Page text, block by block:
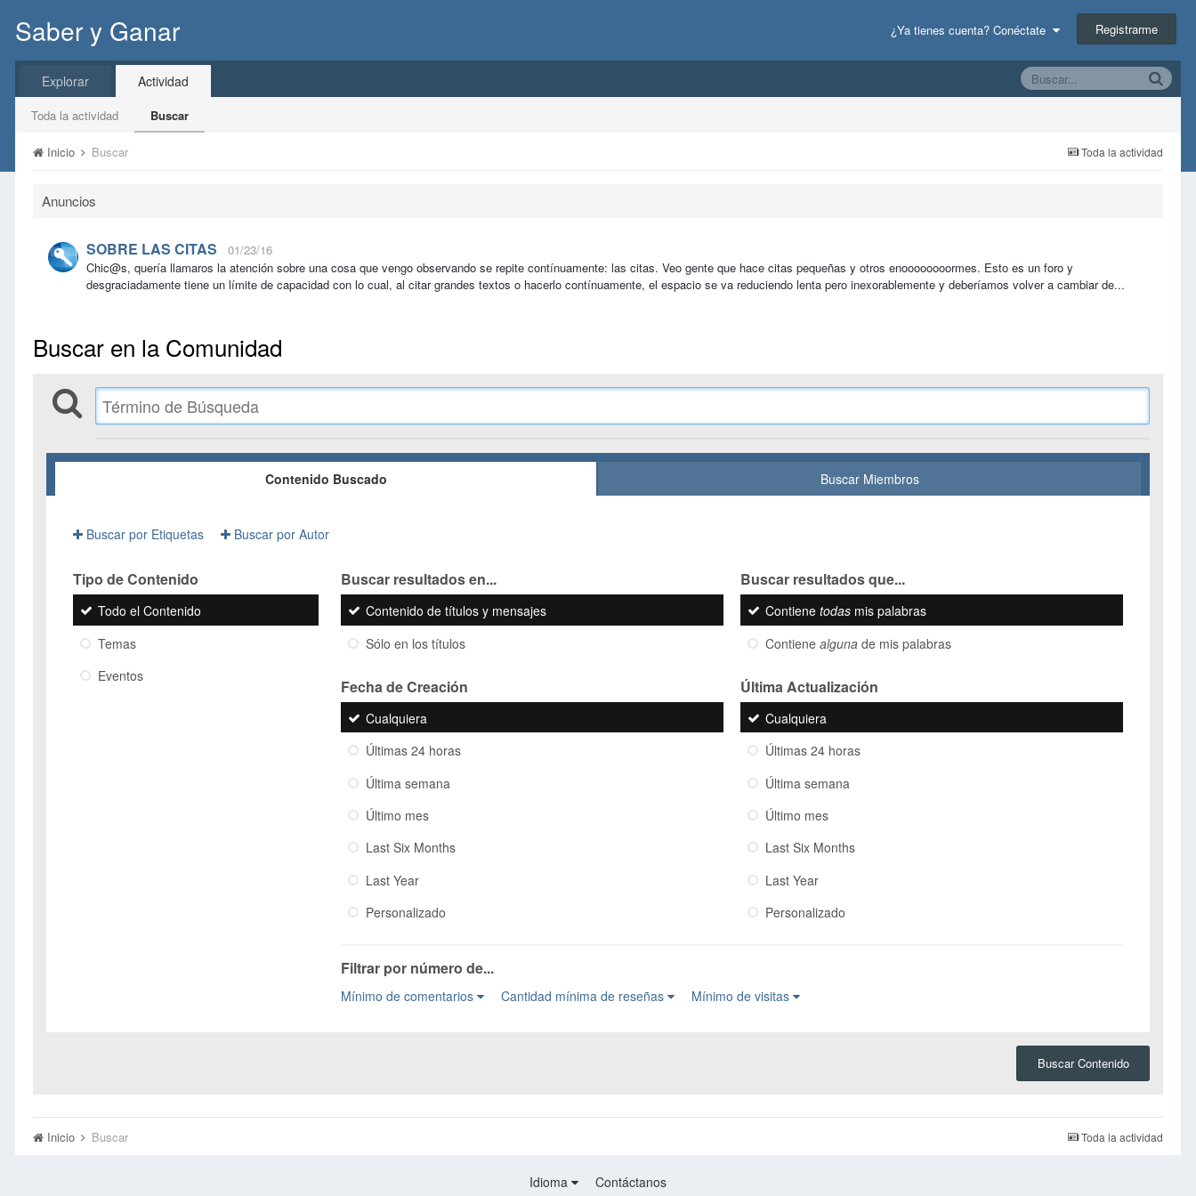
Saber y Ganar ¿Ya tienes cuenta? Conéctate Registrarme
Explorar Actividad
Toda la actividad Buscar
Toda la actividad
Inicio Buscar
Anuncios
SOBRE LAS CITAS
01/23/16
Chic@s, quería llamaros la atención sobre una cosa que vengo observando se repite contínuamente: las citas. Veo gente que hace citas pequeñas y otros enoooooooormes. Esto es un foro y
desgraciadamente tiene un límite de capacidad con lo cual, al citar grandes textos o hacerlo contínuamente, el espacio se va reduciendo lenta pero inexorablemente y deberíamos volver a cambiar de...
Buscar en la Comunidad
Contenido Buscado Buscar Miembros
Buscar por Etiquetas Buscar por Autor
Tipo de Contenido
Todo el Contenido
Temas
Eventos
Buscar resultados en...
Contenido de títulos y mensajes
Sólo en los títulos
Buscar resultados que...
Contiene todasmis palabras
Contiene algunade mis palabras
Fecha de Creación
Cualquiera
Últimas 24 horas
Última semana
Último mes
Last Six Months
Last Year
Personalizado
Última Actualización
Cualquiera
Últimas 24 horas
Última semana
Último mes
Last Six Months
Last Year
Personalizado
Filtrar por número de...
Mínimo de comentarios Cantidad mínima de reseñas Mínimo de visitas
Buscar Contenido
Toda la actividad
Inicio Buscar
Idioma Contáctanos